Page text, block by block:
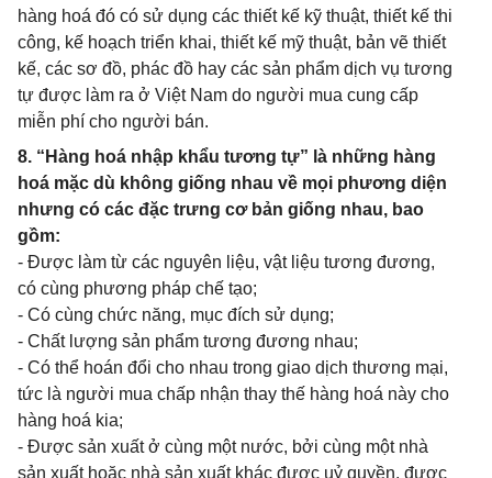
hàng hoá đó có sử dụng các thiết kế kỹ thuật, thiết kế thi
công, kế hoạch triển khai, thiết kế mỹ thuật, bản vẽ thiết
kế, các sơ đồ, phác đồ hay các sản phẩm dịch vụ tương
tự được làm ra ở Việt Nam do người mua cung cấp
miễn phí cho người bán.
8. “Hàng hoá nhập khẩu tương tự” là những hàng
hoá mặc dù không giống nhau về mọi phương diện
nhưng có các đặc trưng cơ bản giống nhau, bao
gồm:
- Được làm từ các nguyên liệu, vật liệu tương đương,
có cùng phương pháp chế tạo;
- Có cùng chức năng, mục đích sử dụng;
- Chất lượng sản phẩm tương đương nhau;
- Có thể hoán đổi cho nhau trong giao dịch thương mại,
tức là người mua chấp nhận thay thế hàng hoá này cho
hàng hoá kia;
- Được sản xuất ở cùng một nước, bởi cùng một nhà
sản xuất hoặc nhà sản xuất khác được uỷ quyền, được